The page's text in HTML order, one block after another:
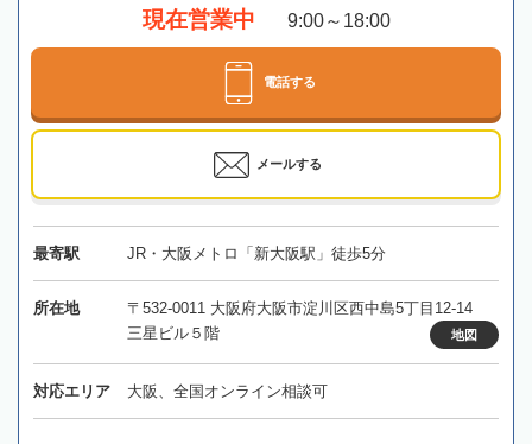
現在営業中 9:00～18:00
電話する
メールする
最寄駅 JR・大阪メトロ「新大阪駅」徒歩5分
所在地
〒532-0011 大阪府大阪市淀川区西中島5丁目12-14
三星ビル５階
地図
対応エリア 大阪、全国オンライン相談可